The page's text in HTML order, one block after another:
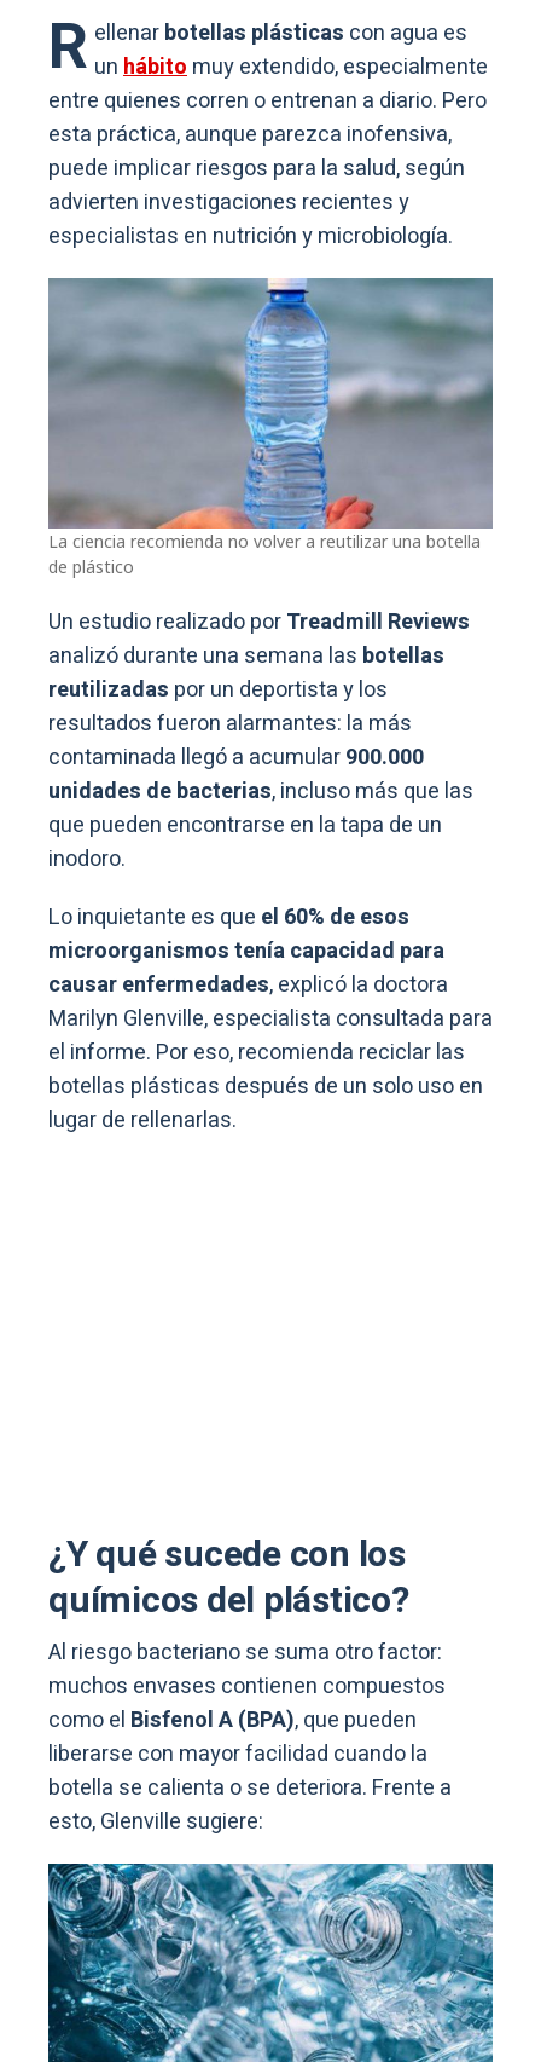
R ellenarbotellas plásticas con agua es
unhábitomuy extendido, especialmente
entre quienes corren o entrenan a diario. Pero
esta práctica, aunque parezca inofensiva,
puede implicar riesgos para la salud, según
advierten investigaciones recientes y
especialistas en nutrición y microbiología.
La ciencia recomienda no volver a reutilizar una botella
de plástico
Un estudio realizado porTreadmill Reviews
analizó durante una semana las botellas
reutilizadas por un deportista y los
resultados fueron alarmantes: la más
contaminada llegó a acumular900.000
unidades de bacterias, incluso más que las
que pueden encontrarse en la tapa de un
inodoro.
Lo inquietante es que el 60% de esos
microorganismos tenía capacidad para
causar enfermedades, explicó la doctora
Marilyn Glenville, especialista consultada para
el informe. Por eso, recomienda reciclar las
botellas plásticas después de un solo uso en
lugar de rellenarlas.
¿Y qué sucede con los
químicos del plástico?
Al riesgo bacteriano se suma otro factor:
muchos envases contienen compuestos
como el Bisfenol A (BPA), que pueden
liberarse con mayor facilidad cuando la
botella se calienta o se deteriora. Frente a
esto, Glenville sugiere: